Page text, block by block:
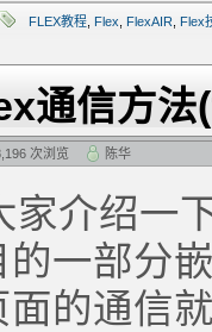
FLEX教程 Flex FlexAIR Flex
通信方法
次浏览 陈华
家介绍一
的一部分
面的通信